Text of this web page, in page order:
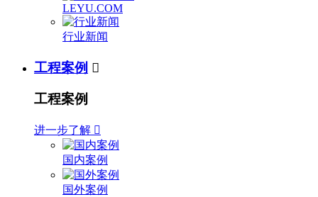
LEYU.COM
行业新闻
工程案例 
工程案例
进一步了解 
国内案例
国外案例